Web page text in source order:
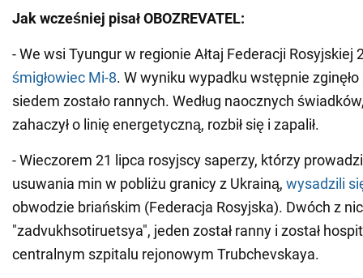
Jak wcześniej pisał OBOZREVATEL:
- We wsi Tyungur w regionie Ałtaj Federacji Rosyjskiej
śmigłowiec Mi-8. W wyniku wypadku wstępnie
siedem zostało rannych. Według naocznych
zahaczył o linię energetyczną, rozbił się i zapalił.
- Wieczorem 21 lipca rosyjscy saperzy, którzy
usuwania min w pobliżu granicy z Ukrainą, wysadzili
obwodzie briańskim (Federacja Rosyjska). Dwóch z
"zadvukhsotiruetsya", jeden został ranny i został
centralnym szpitalu rejonowym Trubchevskaya.